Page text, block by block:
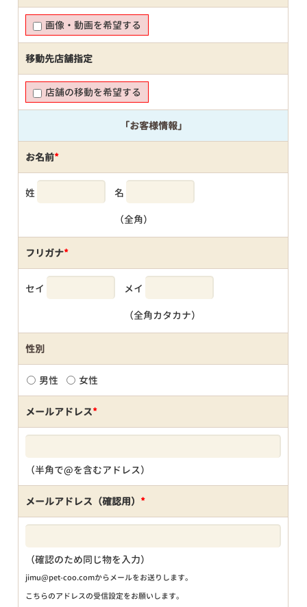
画像・動画を希望する
移動先店舗指定
店舗の移動を希望する
「お客様情報」
お名前*
姓 名
（全角）
フリガナ*
セイ メイ
（全角カタカナ）
性別
男性 女性
メールアドレス*
（半角で@を含むアドレス）
メールアドレス（確認用） *
（確認のため同じ物を入力）
jimu@pet-coo.comからメールをお送りします。
こちらのアドレスの受信設定をお願いします。